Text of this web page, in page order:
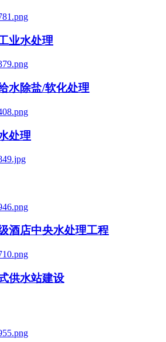
业水处理
水除盐/软化处理
处理
酒店中央水处理工程
供水站建设